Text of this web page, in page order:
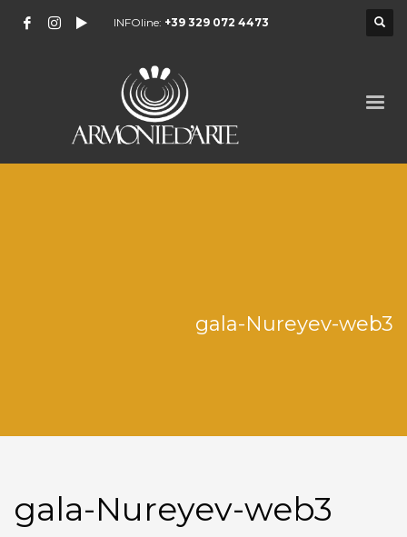
INFOline: +39 329 072 4473
gala-Nureyev-web3
gala-Nureyev-web3